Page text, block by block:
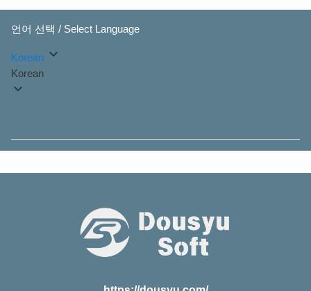
언어 선택 / Select Language
Korean
Korean